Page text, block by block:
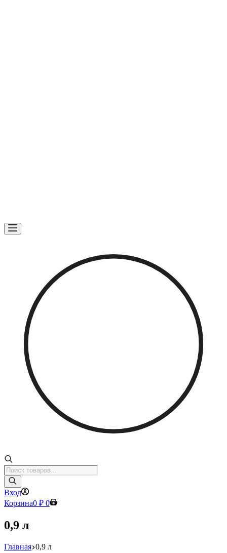
Поиск
товаров
Вход
Корзина0 ₽ 0
0,9 л
Главная 0,9 л